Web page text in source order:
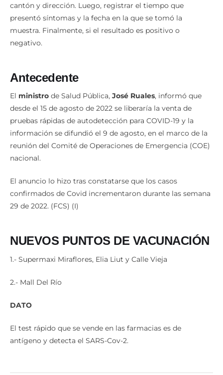
cantón y dirección. Luego, registrar el tiempo que
presentó síntomas y la fecha en la que se tomó la
muestra. Finalmente, si el resultado es positivo o
negativo.
Antecedente
El ministro de Salud Pública, José Ruales, informó que
desde el 15 de agosto de 2022 se liberaría la venta de
pruebas rápidas de autodetección para COVID-19 y la
información se difundió el 9 de agosto, en el marco de la
reunión del Comité de Operaciones de Emergencia (COE)
nacional.
El anuncio lo hizo tras constatarse que los casos
confirmados de Covid incrementaron durante las semana
29 de 2022. (FCS) (I)
NUEVOS PUNTOS DE VACUNACIÓN
1.- Supermaxi Miraflores, Elia Liut y Calle Vieja
2.- Mall Del Río
DATO
El test rápido que se vende en las farmacias es de
antígeno y detecta el SARS-Cov-2.